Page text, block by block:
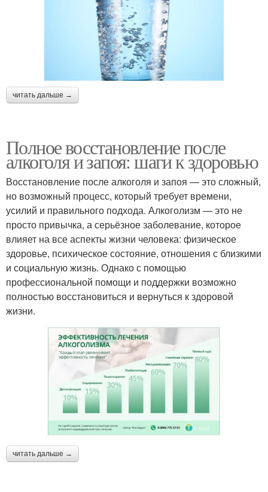
читать дальше →
Полное восстановление после
алкоголя и запоя: шаги к здоровью
Восстановление после алкоголя и запоя — это сложный,
но возможный процесс, который требует времени,
усилий и правильного подхода. Алкоголизм — это не
просто привычка, а серьёзное заболевание, которое
влияет на все аспекты жизни человека: физическое
здоровье, психическое состояние, отношения с близкими
и социальную жизнь. Однако с помощью
профессиональной помощи и поддержки возможно
полностью восстановиться и вернуться к здоровой
жизни.
читать дальше →